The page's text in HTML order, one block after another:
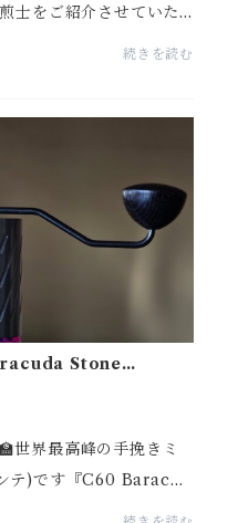
士をご紹介させていた
の講師でもあり、キノ
続きを読む
Stone
世界最高峰の手挽きミ
テ)です『C60 Baracud
いっても過言ではない